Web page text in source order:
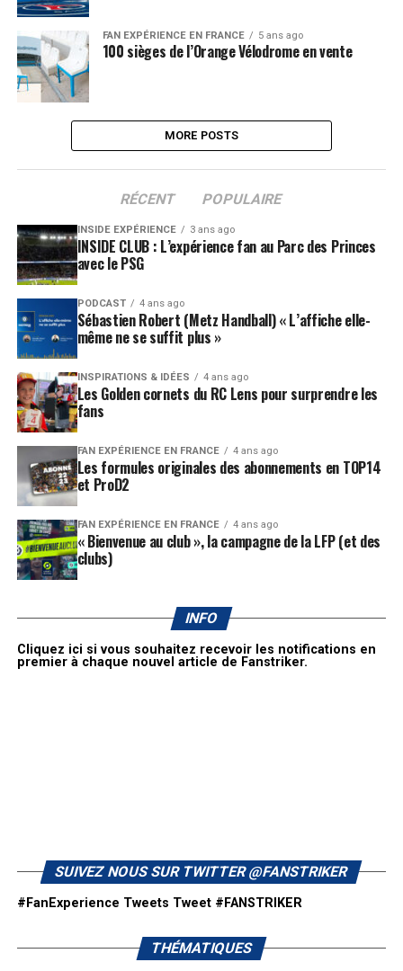
FAN EXPÉRIENCE EN FRANCE 5 ans ago
100 sièges de l’Orange Vélodrome en vente
MORE POSTS
RÉCENT POPULAIRE
INSIDE EXPÉRIENCE 3 ans ago
INSIDE CLUB : L’expérience fan au Parc des Princes
avec le PSG
PODCAST 4 ans ago
Sébastien Robert (Metz Handball) « L’affiche elle-
même ne se suffit plus »
INSPIRATIONS & IDÉES 4 ans ago
Les Golden cornets du RC Lens pour surprendre les
fans
FAN EXPÉRIENCE EN FRANCE 4 ans ago
Les formules originales des abonnements en TOP14
et ProD2
FAN EXPÉRIENCE EN FRANCE 4 ans ago
« Bienvenue au club », la campagne de la LFP (et des
clubs)
INFO
Cliquez ici si vous souhaitez recevoir les notifications en
premier à chaque nouvel article de Fanstriker.
SUIVEZ NOUS SUR TWITTER @FANSTRIKER
#FanExperience Tweets Tweet #FANSTRIKER
THÉMATIQUES